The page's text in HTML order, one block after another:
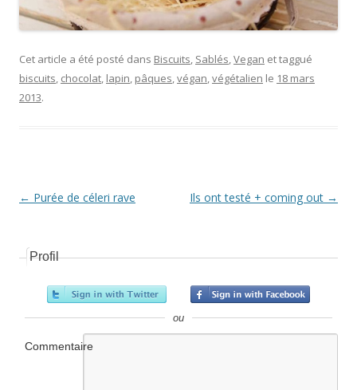
Cet article a été posté dans Biscuits, Sablés,Vegan et taggué
biscuits, chocolat, lapin, pâques,végan,végétalien le 18 mars
2013.
Navigation Article
← Purée de céleri rave Ils ont testé + coming out →
Profil
ou
Commentaire